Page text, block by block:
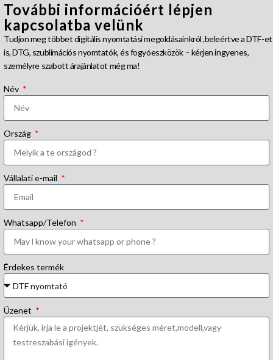
További információért lépjen
kapcsolatba velünk
Tudjon meg többet digitális nyomtatási megoldásainkról ,beleértve a DTF-et
is, DTG, szublimációs nyomtatók, és fogyóeszközök – kérjen ingyenes,
személyre szabott árajánlatot még ma!
Név
Ország
Vállalati e-mail
Whatsapp/Telefon
Érdekes termék
Üzenet